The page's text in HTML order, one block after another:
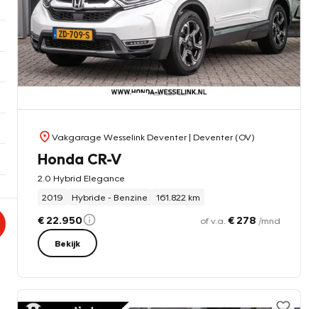
Vakgarage Wesselink Deventer| Deventer (OV)
Honda CR-V
2.0 Hybrid Elegance
2019
Hybride - Benzine 161.822 km
€ 22.950 of v.a. € 278 /mnd
Bekijk